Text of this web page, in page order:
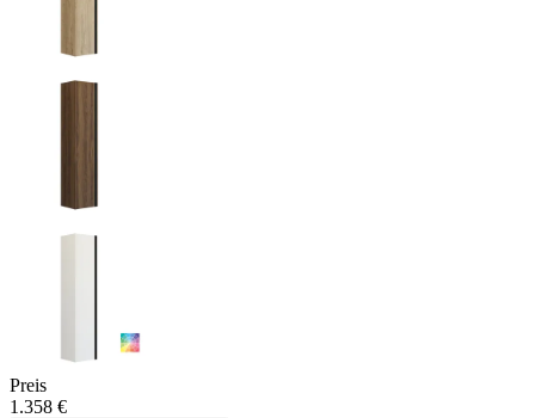
Preis
1.358 €